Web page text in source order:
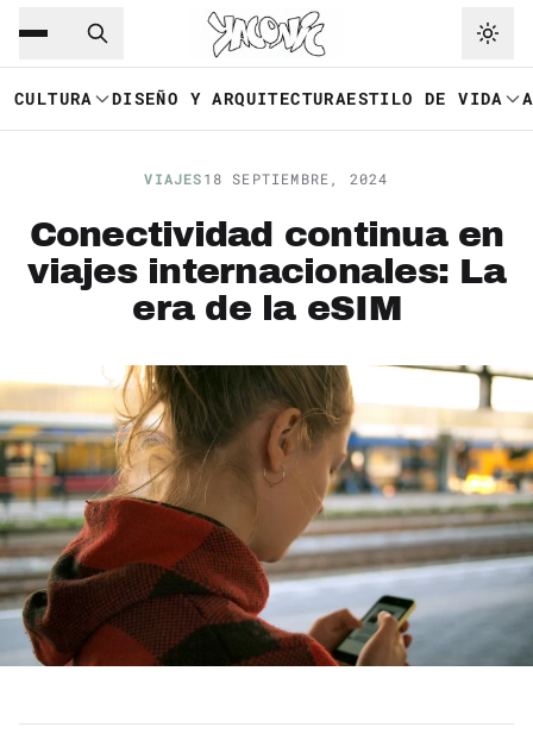
Saltar al contenido principal
CULTURA DISEÑO Y ARQUITECTURAESTILO DE VIDA
VIAJES18 SEPTIEMBRE, 2024
Conectividad continua en
viajes internacionales: La
era de la eSIM